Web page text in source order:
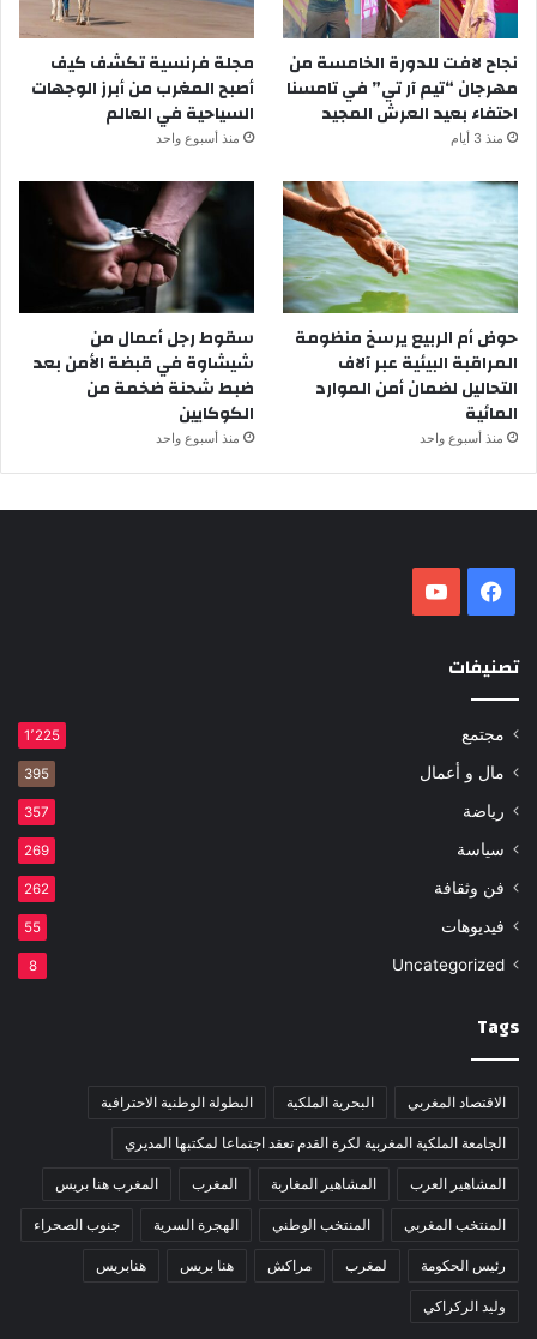
نجاح لافت للدورة الخامسة من
مهرجان “تيم آر تي” في تامسنا
احتفاء بعيد العرش المجيد
منذ 3 أيام
مجلة فرنسية تكشف كيف
أصبح المغرب من أبرز الوجهات
السياحية في العالم
منذ أسبوع واحد
حوض أم الربيع يرسخ منظومة
المراقبة البيئية عبر آلاف
التحاليل لضمان أمن الموارد
المائية
منذ أسبوع واحد
سقوط رجل أعمال من
شيشاوة في قبضة الأمن بعد
ضبط شحنة ضخمة من
الكوكايين
منذ أسبوع واحد
فيسبوك
تصنيفات
مجتمع 1٬225
مال و أعمال 395
رياضة 357
سياسة 269
فن وثقافة 262
فيديوهات 55
Uncategorized
8
Tags
الاقتصاد المغربي البحرية الملكية البطولة الوطنية الاحترافية
الجامعة الملكية المغربية لكرة القدم تعقد اجتماعا لمكتبها المديري
المشاهير العرب المشاهير المغاربة المغرب المغرب هنا بريس
المنتخب المغربي المنتخب الوطني الهجرة السرية جنوب الصحراء
رئيس الحكومة لمغرب مراكش هنا بريس هنابريس
وليد الركراكي